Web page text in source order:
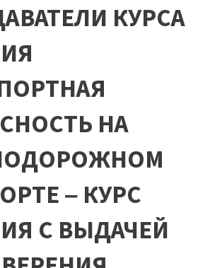
КУРСА
НА
– КУРС
С ВЫДАЧЕЙ